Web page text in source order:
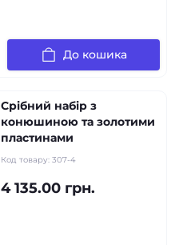
До кошика
Срібний набір з
конюшиною та золотими
пластинами
Код товару: 307-4
4 135.00 грн.